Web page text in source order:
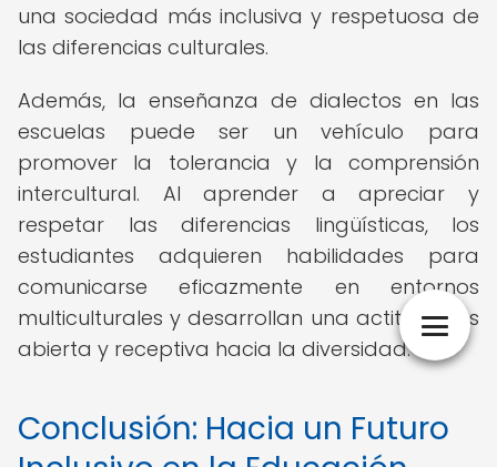
una sociedad más inclusiva y respetuosa de
las diferencias culturales.
Además, la enseñanza de dialectos en las
escuelas puede ser un vehículo para
promover la tolerancia y la comprensión
intercultural. Al aprender a apreciar y
respetar las diferencias lingüísticas, los
estudiantes adquieren habilidades para
comunicarse eficazmente en entornos
multiculturales y desarrollan una actitud más
abierta y receptiva hacia la diversidad.
Conclusión: Hacia un Futuro